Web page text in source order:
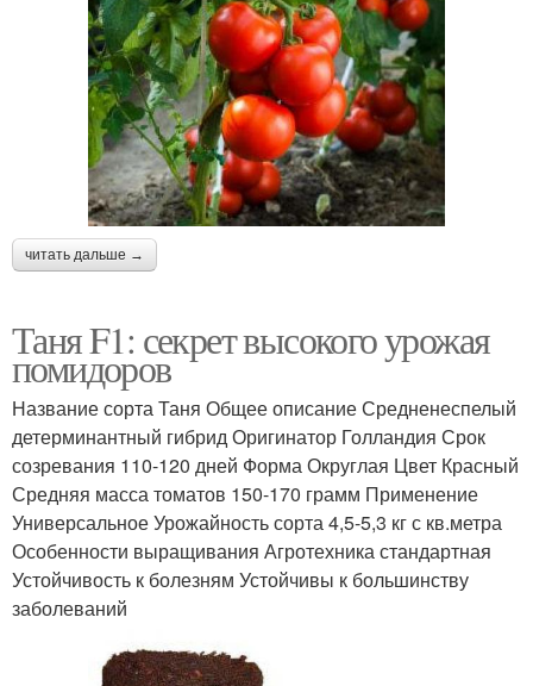
читать дальше →
Таня F1: секрет высокого урожая
помидоров
Название сорта Таня Общее описание Средненеспелый
детерминантный гибрид Оригинатор Голландия Срок
созревания 110-120 дней Форма Округлая Цвет Красный
Средняя масса томатов 150-170 грамм Применение
Универсальное Урожайность сорта 4,5-5,3 кг с кв.метра
Особенности выращивания Агротехника стандартная
Устойчивость к болезням Устойчивы к большинству
заболеваний